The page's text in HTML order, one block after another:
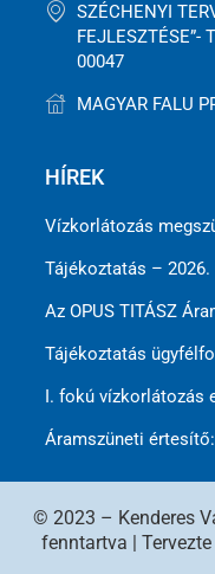
SZÉCHENYI
FEJLESZTÉSE”-
00047
MAGYAR FALU
HÍREK
Vízkorlátozás
Tájékoztatás – 2026.
Az OPUS TITÁSZ
Tájékoztatás
I. fokú vízkorlátozás
Áramszüneti
© 2023 – Kenderes
fenntartva |